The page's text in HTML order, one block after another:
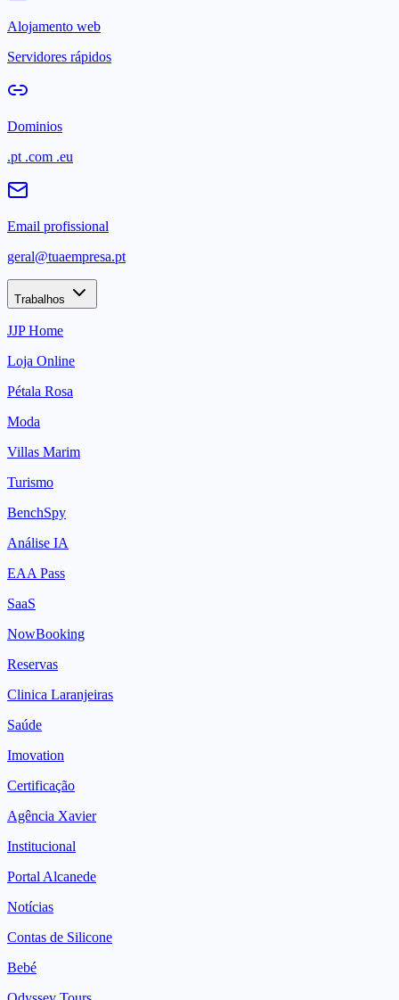
Alojamento web
Servidores rápidos
Dominios
.pt .com .eu
Email profissional
geral@tuaempresa.pt
Trabalhos
JJP Home
Loja Online
Pétala Rosa
Moda
Villas Marim
Turismo
BenchSpy
Análise IA
EAA Pass
SaaS
NowBooking
Reservas
Clinica Laranjeiras
Saúde
Imovation
Certificação
Agência Xavier
Institucional
Portal Alcanede
Notícias
Contas de Silicone
Bebé